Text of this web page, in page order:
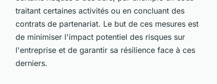
traitant certaines activités ou en concluant des
contrats de partenariat. Le but de ces mesures est
de minimiser l'impact potentiel des risques sur
l'entreprise et de garantir sa résilience face à ces
derniers.